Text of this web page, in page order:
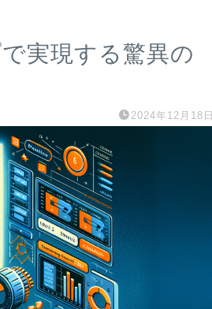
実現する驚異の
2024年12月18日